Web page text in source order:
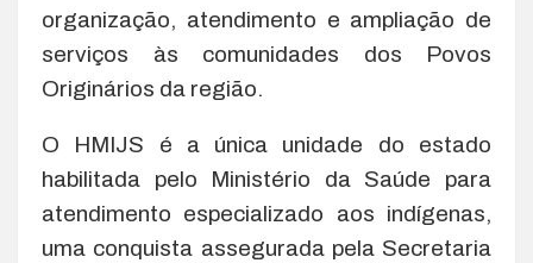
organização, atendimento e ampliação de
serviços às comunidades dos Povos
Originários da região.
O HMIJS é a única unidade do estado
habilitada pelo Ministério da Saúde para
atendimento especializado aos indígenas,
uma conquista assegurada pela Secretaria